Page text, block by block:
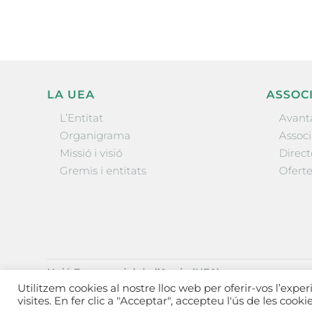
LA UEA
L’Entitat
Organigrama
Missió i visió
Gremis i entitats
Unió Empresarial de l’Anoia (UEA)
Ctra. de Manresa, 131, 08700 – Igualada(Barcelona)
Tel 93 805 22 92
Utilitzem cookies al nostre lloc web per oferir-vos
visites. En fer clic a "Acceptar", accepteu l'ús de les